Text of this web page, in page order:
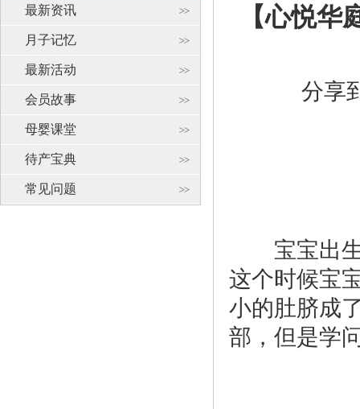
最新资讯
月子记忆
最新活动
会员故事
母婴课堂
待产宝典
常见问题
【心悦
分享
宝宝出生
这个时候宝
小的肚脐成
部，但是学